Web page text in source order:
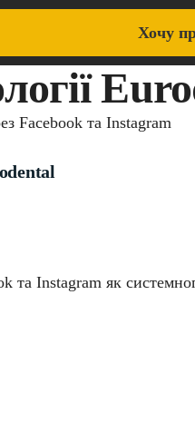
Хочу
Facebook та Instagram
та Instagram як